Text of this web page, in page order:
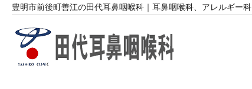
豊明市前後町善江の田代耳鼻咽喉科｜耳鼻咽喉科、アレルギー科